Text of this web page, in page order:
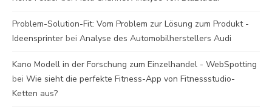
Problem-Solution-Fit: Vom Problem zur Lösung zum Produkt -
Ideensprinter bei Analyse des Automobilherstellers Audi
Kano Modell in der Forschung zum Einzelhandel - WebSpotting
bei Wie sieht die perfekte Fitness-App von Fitnessstudio-
Ketten aus?